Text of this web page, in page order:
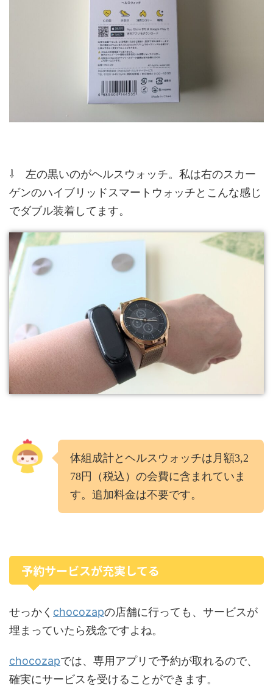
⇩ 左の黒いのがヘルスウォッチ。私は右のスカー
ゲンのハイブリッドスマートウォッチとこんな感じ
でダブル装着してます。
体組成計とヘルスウォッチは月額3,2
78円（税込）の会費に含まれていま
す。追加料金は不要です。
予約サービスが充実してる
せっかく chocozapの店舗に行っても、サービスが
埋まっていたら残念ですよね。
chocozapでは、専用アプリで予約が取れるので、
確実にサービスを受けることができます。